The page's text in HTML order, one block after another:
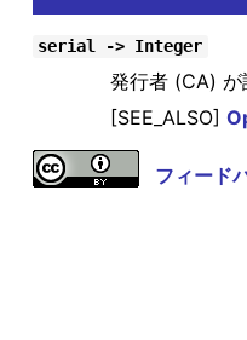
serial -> Integer
発行者 (CA) が
[SEE_ALSO]
フィード